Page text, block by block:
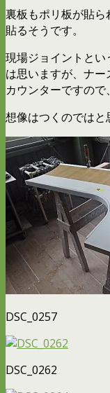
裏板もポリ板が貼
貼るそうです。
現場ジョイントとい
は思いますが、ナ
カウンターですので
想像はつくのでは
DSC_0257
DSC_0262